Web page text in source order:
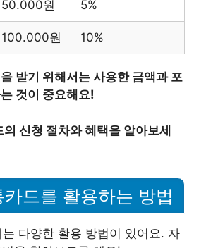
50.000원 5%
100.000원 10%
받기 위해서는 사용한 금액과 포
것이 중요해요!
신청 절차와 혜택을 알아보세
드를 활용하는 방법
다양한 활용 방법이 있어요. 자